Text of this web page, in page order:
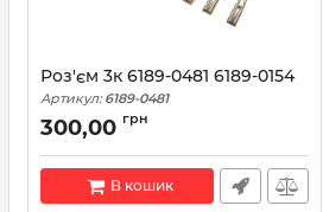
Роз'єм 3к 6189-0481 6189-0154
Артикул: 6189-0481
300,00 грн
В кошик